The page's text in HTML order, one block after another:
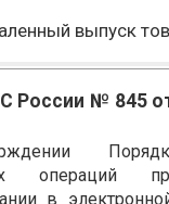
выпуск
России № 845
операций
в